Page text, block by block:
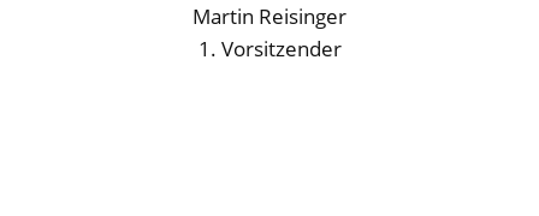
Martin Reisinger
1. Vorsitzender